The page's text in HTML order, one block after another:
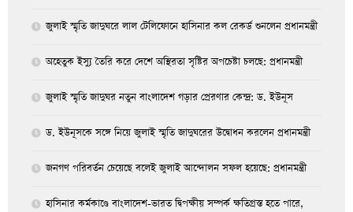
জুলাই স্মৃতি জাদুঘরে লাল টেলিফোনে হাসিনার কল রেকর্ড শুনলেন প্রধানমন্ত্রী
অহেতুক ইস্যু তৈরি করে দেশে অস্থিরতা সৃষ্টির অপচেষ্টা চলছে: প্রধানমন্ত্রী
জুলাই স্মৃতি জাদুঘর নতুন বাংলাদেশ গড়ার প্রেরণার কেন্দ্র: ড. ইউনূস
ড. ইউনূসকে সঙ্গে নিয়ে জুলাই স্মৃতি জাদুঘরের উদ্বোধন করলেন প্রধানমন্ত্রী
জনগণ পরিবর্তন চেয়েছে বলেই জুলাই আন্দোলন সফল হয়েছে: প্রধানমন্ত্রী
হাসিনার কর্মকাণ্ডে বাংলাদেশ-ভারত দ্বিপক্ষীয় সম্পর্ক ক্ষতিগ্রস্ত হতে পারে,